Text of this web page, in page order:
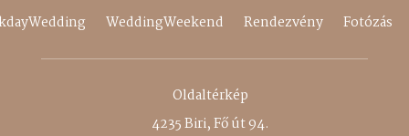
WeddingWeekend Rendezvény Fotózás
Oldaltérkép
4235 Biri, Fő út 94.